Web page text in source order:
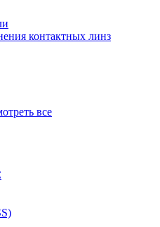
контактных линз
все